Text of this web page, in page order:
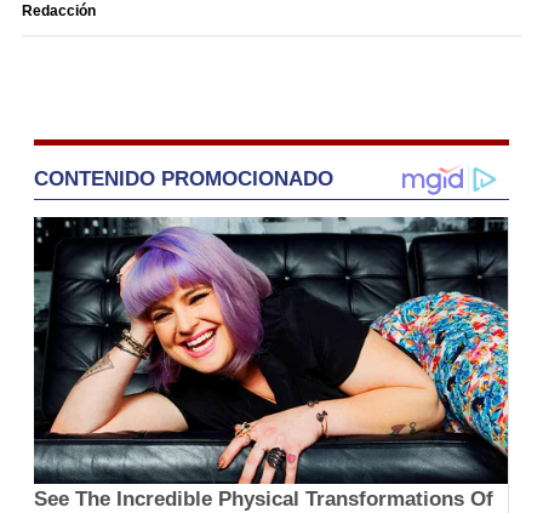
Redacción
CONTENIDO PROMOCIONADO
See The Incredible Physical Transformations Of